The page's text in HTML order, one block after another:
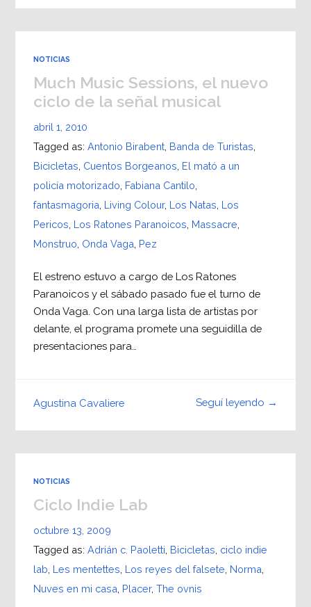
NOTICIAS
Much Music Sessions, el nuevo
ciclo de la señal musical
abril 1, 2010
Tagged as: Antonio Birabent, Banda de Turistas
Bicicletas Cuentos Borgeanos El mató a un
policía motorizado Fabiana Cantilo
fantasmagoria Living Colour, Los Natas Los
Pericos Los Ratones Paranoicos Massacre
Monstruo Onda Vaga Pez
El estreno estuvo a cargo de Los Ratones
Paranoicos y el sábado pasado fue el turno de
Onda Vaga. Con una larga lista de artistas por
delante, el programa promete una seguidilla de
presentaciones para…
Seguí leyendo →
Agustina Cavaliere
NOTICIAS
Ciclo Indie Lab
octubre 13, 2009
Tagged as: Adrián c. Paoletti Bicicletas ciclo indie
lab Les mentettes Los reyes del falsete Norma
Nuves en mi casa Placer, The ovnis